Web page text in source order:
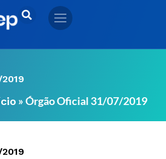
»Órgão Oficial 31/07/2019